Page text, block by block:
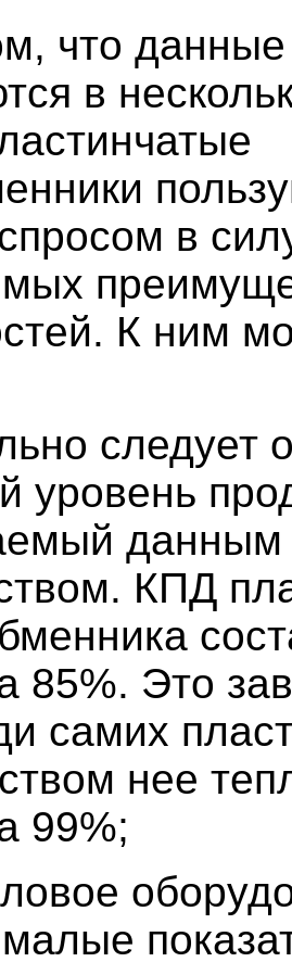
что данные
в
в
К ним
следует
уровень
данным
КПД
85%. Это
самих
нее
99%;